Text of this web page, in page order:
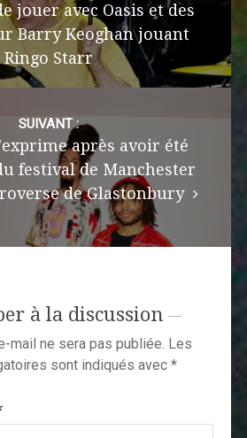
jouer avec Oasis et des
Barry Keoghan jouant
Ringo Starr
SUIVANT :
après avoir été
festival de Manchester
de Glastonbury
à la discussion
mail ne sera pas publiée. Les
sont indiqués avec *